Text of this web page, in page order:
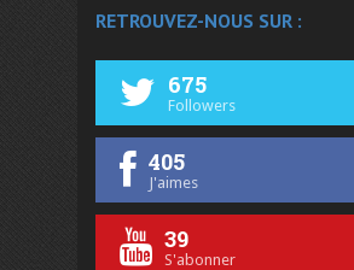
RETROUVEZ-NOUS SUR :
675
Followers
405
J'aimes
39
S'abonner